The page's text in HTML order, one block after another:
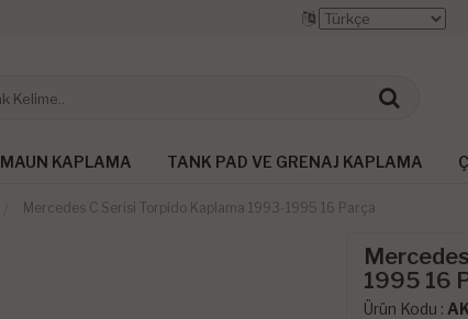
MAUN KAPLAMA TANK PAD VE GRENAJ KAPLAMA
Mercedes C Serisi Torpido Kaplama 1993-1995 16 Parça
1995 16
Ürün Kodu :